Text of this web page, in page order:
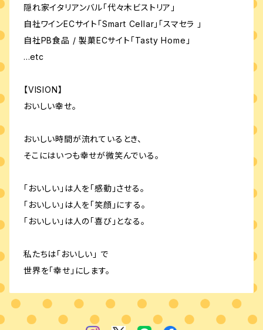
隠れ家イタリアンバル「代々木ビストリア」
自社ワインECサイト「Smart Cellar」「スマセラ 」
自社PB食品 / 製菓ECサイト「Tasty Home」
...etc
【VISION】
おいしい幸せ。
おいしい時間が流れているとき、
そこにはいつも幸せが微笑んでいる。
「おいしい」は人を「感動」させる。
「おいしい」は人を「笑顔」にする。
「おいしい」は人の「喜び」となる。
私たちは「おいしい」 で
世界を「幸せ」にします。